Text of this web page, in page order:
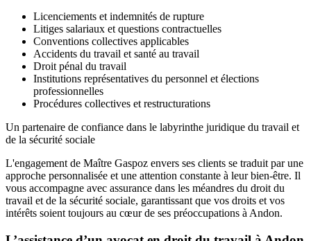
Licenciements et indemnités de rupture
Litiges salariaux et questions contractuelles
Conventions collectives applicables
Accidents du travail et santé au travail
Droit pénal du travail
Institutions représentatives du personnel et élections
professionnelles
Procédures collectives et restructurations
Un partenaire de confiance dans le labyrinthe juridique du travail et
de la sécurité sociale
L'engagement de Maître Gaspoz envers ses clients se traduit par une
approche personnalisée et une attention constante à leur bien-être. Il
vous accompagne avec assurance dans les méandres du droit du
travail et de la sécurité sociale, garantissant que vos droits et vos
intérêts soient toujours au cœur de ses préoccupations à Andon.